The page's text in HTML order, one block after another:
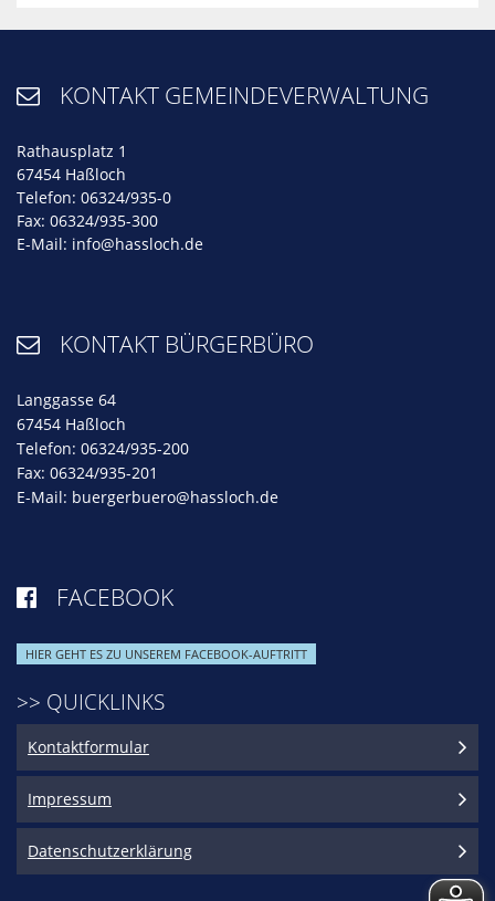
 KONTAKT GEMEINDEVERWALTUNG
Rathausplatz 1
67454 Haßloch
Telefon: 06324/935-0
Fax: 06324/935-300
E-Mail: info@hassloch.de
 KONTAKT BÜRGERBÜRO
Langgasse 64
67454 Haßloch
Telefon: 06324/935-200
Fax: 06324/935-201
E-Mail: buergerbuero@hassloch.de
 FACEBOOK
HIER GEHT ES ZU UNSEREM FACEBOOK-AUFTRITT
>> QUICKLINKS
Kontaktformular
Impressum
Datenschutzerklärung